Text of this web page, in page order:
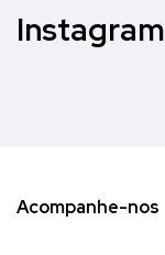
Instagram
Acompanhe-nos